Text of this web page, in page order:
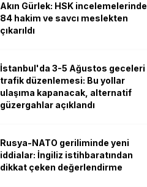
Akın Gürlek: HSK incelemelerinde
84 hakim ve savcı meslekten
çıkarıldı
İstanbul'da 3-5 Ağustos geceleri
trafik düzenlemesi: Bu yollar
ulaşıma kapanacak, alternatif
güzergahlar açıklandı
Rusya-NATO geriliminde yeni
iddialar: İngiliz istihbaratından
dikkat çeken değerlendirme